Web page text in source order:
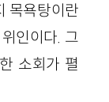
목욕탕이란
인이다. 그
소회가 펼